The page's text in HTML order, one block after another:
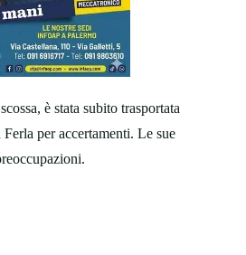
è stata subito trasportata
per accertamenti. Le sue